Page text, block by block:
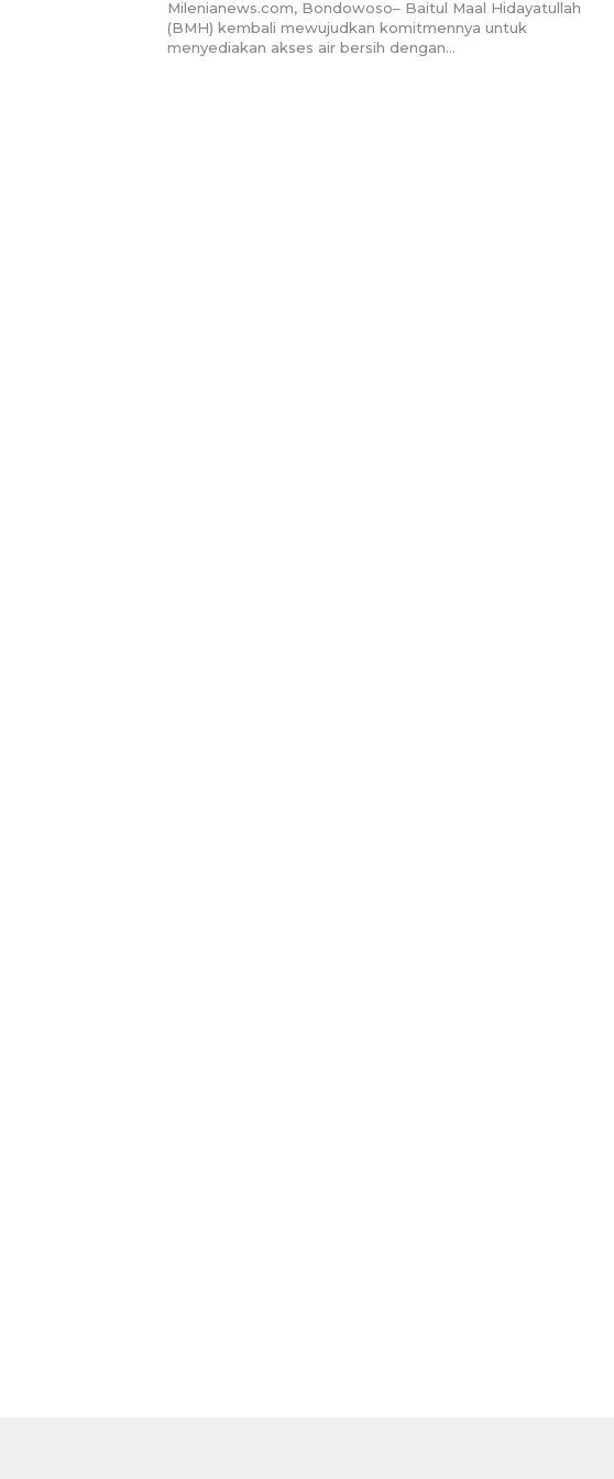
Milenianews.com, Bondowoso– Baitul Maal Hidayatullah
(BMH) kembali mewujudkan komitmennya untuk
menyediakan akses air bersih dengan…